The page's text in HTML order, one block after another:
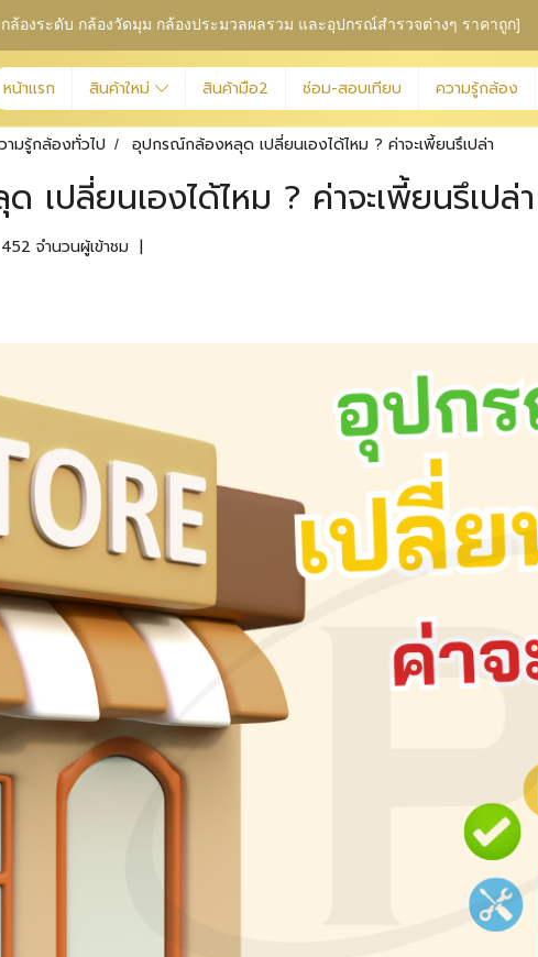
ล้องระดับ กล้องวัดมุม กล้องประมวลผลรวม และอุปกรณ์สำรวจต่างๆ ราคาถูก]
หน้าแรก สินค้าใหม่ สินค้ามือ2 ซ่อม-สอบเทียบ ความรู้กล้อง
ามรู้กล้องทั่วไป อุปกรณ์กล้องหลุด เปลี่ยนเองได้ไหม ? ค่าจะเพี้ยนรึเปล่า
ปลี่ยนเองได้ไหม ? ค่าจะเพี้ยนรึเปล่า
452 จำนวนผู้เข้าชม |